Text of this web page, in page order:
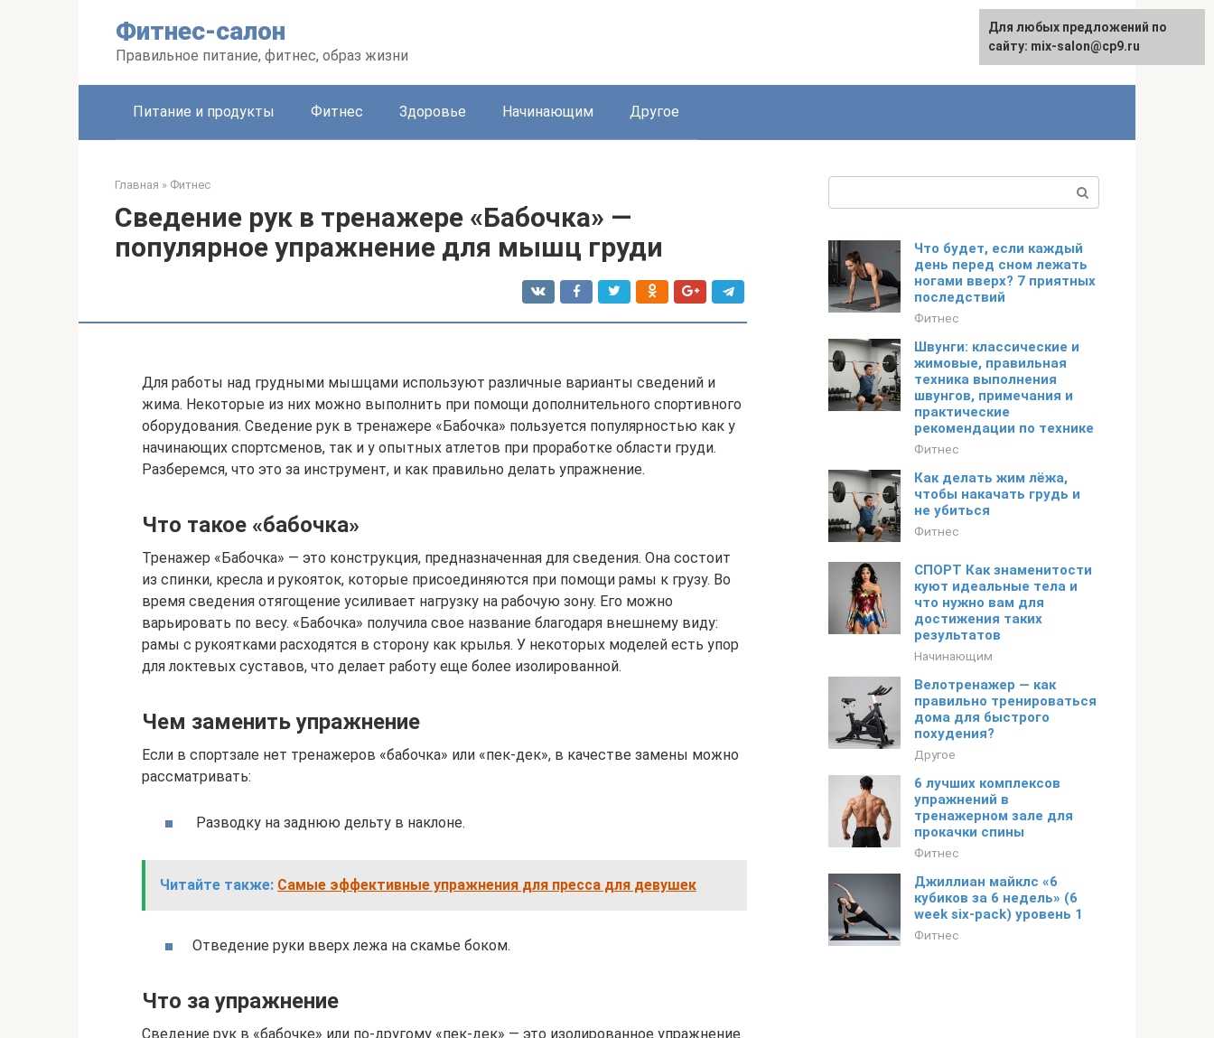
Фитнес-салон
Правильное питание, фитнес, образ жизни
Питание и продукты Фитнес Здоровье Начинающим Другое
Главная » Фитнес
Сведение рук в тренажере «Бабочка» —
популярное упражнение для мышц груди
Для работы над грудными мышцами используют различные варианты сведений и
жима. Некоторые из них можно выполнить при помощи дополнительного спортивного
оборудования. Сведение рук в тренажере «Бабочка» пользуется популярностью как у
начинающих спортсменов, так и у опытных атлетов при проработке области груди.
Разберемся, что это за инструмент, и как правильно делать упражнение.
Что такое «бабочка»
Тренажер «Бабочка» — это конструкция, предназначенная для сведения. Она состоит
из спинки, кресла и рукояток, которые присоединяются при помощи рамы к грузу. Во
время сведения отягощение усиливает нагрузку на рабочую зону. Его можно
варьировать по весу. «Бабочка» получила свое название благодаря внешнему виду:
рамы с рукоятками расходятся в сторону как крылья. У некоторых моделей есть упор
для локтевых суставов, что делает работу еще более изолированной.
Чем заменить упражнение
Если в спортзале нет тренажеров «бабочка» или «пек-дек», в качестве замены можно
рассматривать:
Разводку на заднюю дельту в наклоне.
Читайте также: Самые эффективные упражнения для пресса для девушек
Отведение руки вверх лежа на скамье боком.
Что за упражнение
Сведение рук в «бабочке» или по-другому «пек-дек» — это изолированное упражнение
Что будет, если каждый
день перед сном лежать
ногами вверх? 7 приятных
последствий
Фитнес
Швунги: классические и
жимовые, правильная
техника выполнения
швунгов, примечания и
практические
рекомендации по технике
Фитнес
Как делать жим лёжа,
чтобы накачать грудь и
не убиться
Фитнес
СПОРТ Как знаменитости
куют идеальные тела и
что нужно вам для
достижения таких
результатов
Начинающим
Велотренажер — как
правильно тренироваться
дома для быстрого
похудения?
Другое
6 лучших комплексов
упражнений в
тренажерном зале для
прокачки спины
Фитнес
Джиллиан майклс «6
кубиков за 6 недель» (6
week six-pack) уровень 1
Фитнес
Для любых предложений по
сайту: mix-salon@cp9.ru